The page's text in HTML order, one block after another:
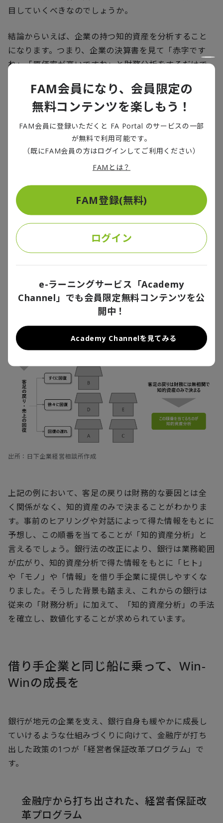
目していくべきなのでしょうか。
結論からいえば、企業の持つ知的資産を分析すること
になります。つまり、企業の決算書を見て「赤字です
ね」「原価率が高いですね」と財務分析をするだけで
て、どのようなノウハウや先見の明が存在するのかを
分析することが重要になってきます。財務分析と知的資
産分析の2つの分析に取り組むことではじめて、「事業
性評価」ができるといえるでしょう。
ために、ここで1つ例を見てみましょう。
【例】
同じ地域にA,B,C,D,Eの5つの旅館が建っていた。コロ
ナ禍での行動制限や需要の変化により、いずれの旅館
も客足が激減していたが、コロナが明けて回復の兆し
が見え始めている。しかし、すぐに客足が回復する旅
出所：日下企業経営相談所作成
上記の例において、客足の戻りは財務的な要因とは全
く関係がなく、知的資産のみで決まることがわかりま
す。事前のヒアリングや対話によって得た情報をもとに
予想し、この順番を当てることが「知的資産分析」と
言えるでしょう。銀行法の改正により、銀行は業務範囲
が広がり、知的資産分析で得た情報をもとに「ヒト」
や「モノ」や「情報」を借り手企業に提供しやすくな
りました。そうした背景も踏まえ、これからの銀行は
従来の「財務分析」に加えて、「知的資産分析」の手法
を確立し、数値化することが求められています。
借り手企業と同じ船に乗って、Win-
Winの成長を
銀行が地元の企業を支え、銀行自身も緩やかに成長し
ていけるような仕組みづくりに向けて、金融庁が打ち
出した政策の1つが「経営者保証改革プログラム」で
す。
金融庁から打ち出された、経営者保証改
革プログラム
FAM会員になり、会員限定の
無料コンテンツを楽しもう！
FAM会員に登録いただくと FA Portal のサービスの一部
が無料で利用可能です。
（既にFAM会員の方はログインしてご利用ください）
FAMとは？
FAM登録(無料)
ログイン
e-ラーニングサービス「Academy
Channel」でも会員限定無料コンテンツを公
開中！
Academy Channelを見てみる